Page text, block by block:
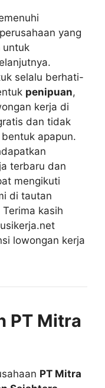
yang
untuk
selalu berhati-
penipuan,
kerja di
dan tidak
apapun.
terbaru dan
mengikuti
di tautan
kasih
lowongan kerja
PT Mitra
PT Mitra